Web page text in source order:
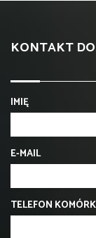
KONTAKT
IMIĘ
E-MAIL
TELEFON